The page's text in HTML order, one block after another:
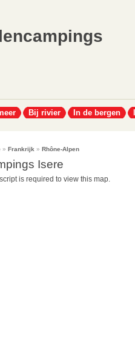
Bij rivier In de bergen
» Frankrijk » Rhône-Alpen
Isere
is required to view this map.